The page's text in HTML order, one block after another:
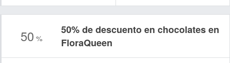
50 %
50% de descuento en chocolates en
FloraQueen
Nombre:
Correo electrónico: